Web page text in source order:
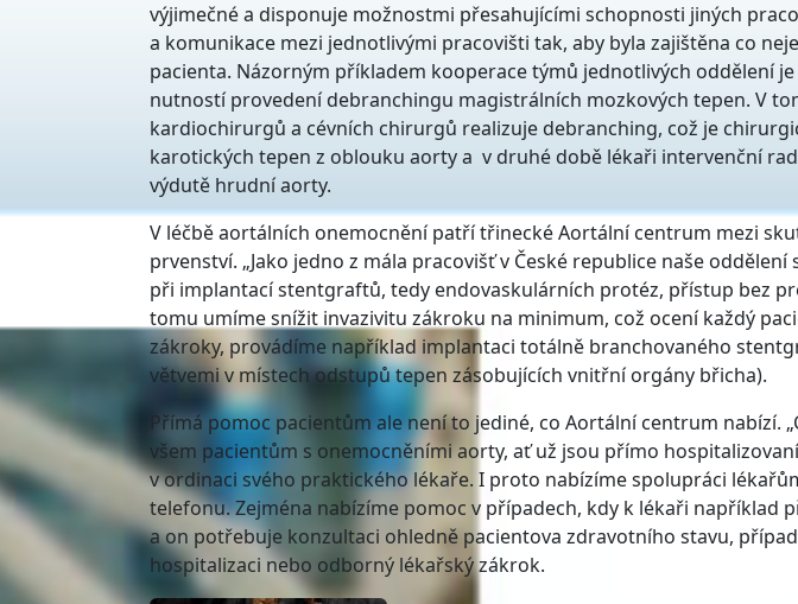
výjimečné a disponuje možnostmi přesahujícími schopnosti jiných
a komunikace mezi jednotlivými pracovišti tak, aby byla zajištěna co
pacienta. Názorným příkladem kooperace týmů jednotlivých oddělení
nutností provedení debranchingu magistrálních mozkových tepen. V
kardiochirurgů a cévních chirurgů realizuje debranching, což je
karotických tepen z oblouku aorty a v druhé době lékaři intervenční
výdutě hrudní aorty.
V léčbě aortálních onemocnění patří třinecké Aortální centrum mezi
prvenství. „Jako jedno z mála pracovišť v České republice naše
při implantací stentgraftů, tedy endovaskulárních protéz, přístup bez
tomu umíme snížit invazivitu zákroku na minimum, což ocení každý
zákroky, provádíme například implantaci totálně branchovaného
větvemi v místech odstupů tepen zásobujících vnitřní orgány břicha).
Přímá pomoc pacientům ale není to jediné, co Aortální centrum nabízí.
všem pacientům s onemocněními aorty, ať už jsou přímo
v ordinaci svého praktického lékaře. I proto nabízíme spolupráci
telefonu. Zejména nabízíme pomoc v případech, kdy k lékaři například
a on potřebuje konzultaci ohledně pacientova zdravotního stavu,
hospitalizaci nebo odborný lékařský zákrok.